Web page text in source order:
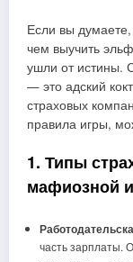
Если вы думаете,
чем выучить
ушли от истины.
— это адский
страховых
правила игры,
1. Типы
мафиозной
часть зарплаты.